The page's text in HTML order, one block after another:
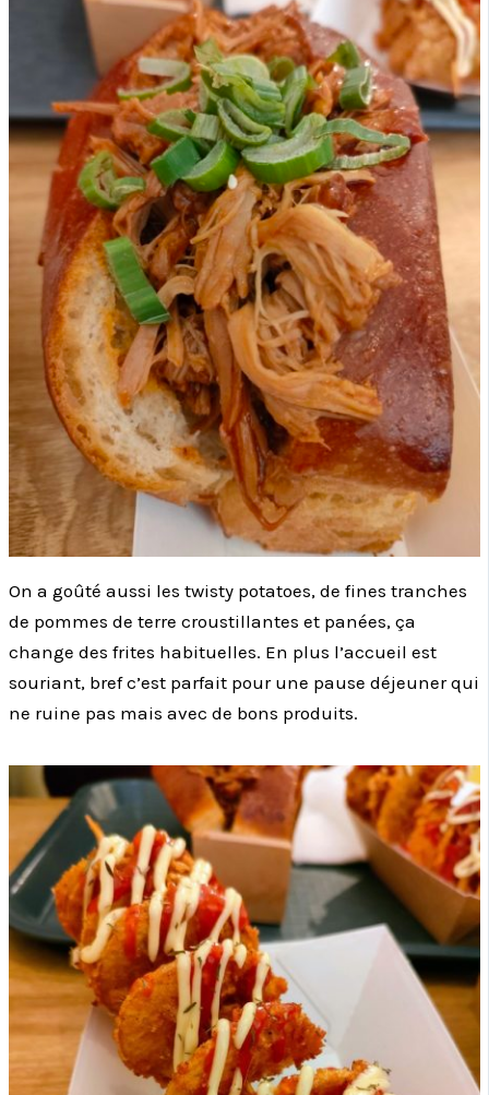
On a goûté aussi les twisty potatoes, de fines tranches
de pommes de terre croustillantes et panées, ça
change des frites habituelles. En plus l’accueil est
souriant, bref c’est parfait pour une pause déjeuner qui
ne ruine pas mais avec de bons produits.